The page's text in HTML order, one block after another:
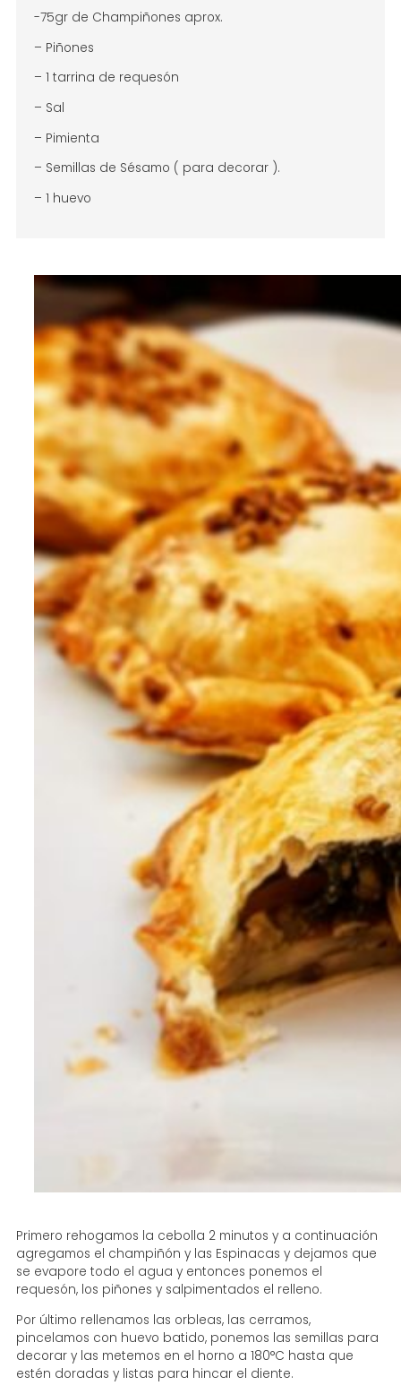
-75gr de Champiñones aprox.
– Piñones
– 1 tarrina de requesón
– Sal
– Pimienta
– Semillas de Sésamo ( para decorar ).
– 1 huevo
Primero rehogamos la cebolla 2 minutos y a continuación
agregamos el champiñón y las Espinacas y dejamos que
se evapore todo el agua y entonces ponemos el
requesón, los piñones y salpimentados el relleno.
Por último rellenamos las orbleas, las cerramos,
pincelamos con huevo batido, ponemos las semillas para
decorar y las metemos en el horno a 180°C hasta que
estén doradas y listas para hincar el diente.